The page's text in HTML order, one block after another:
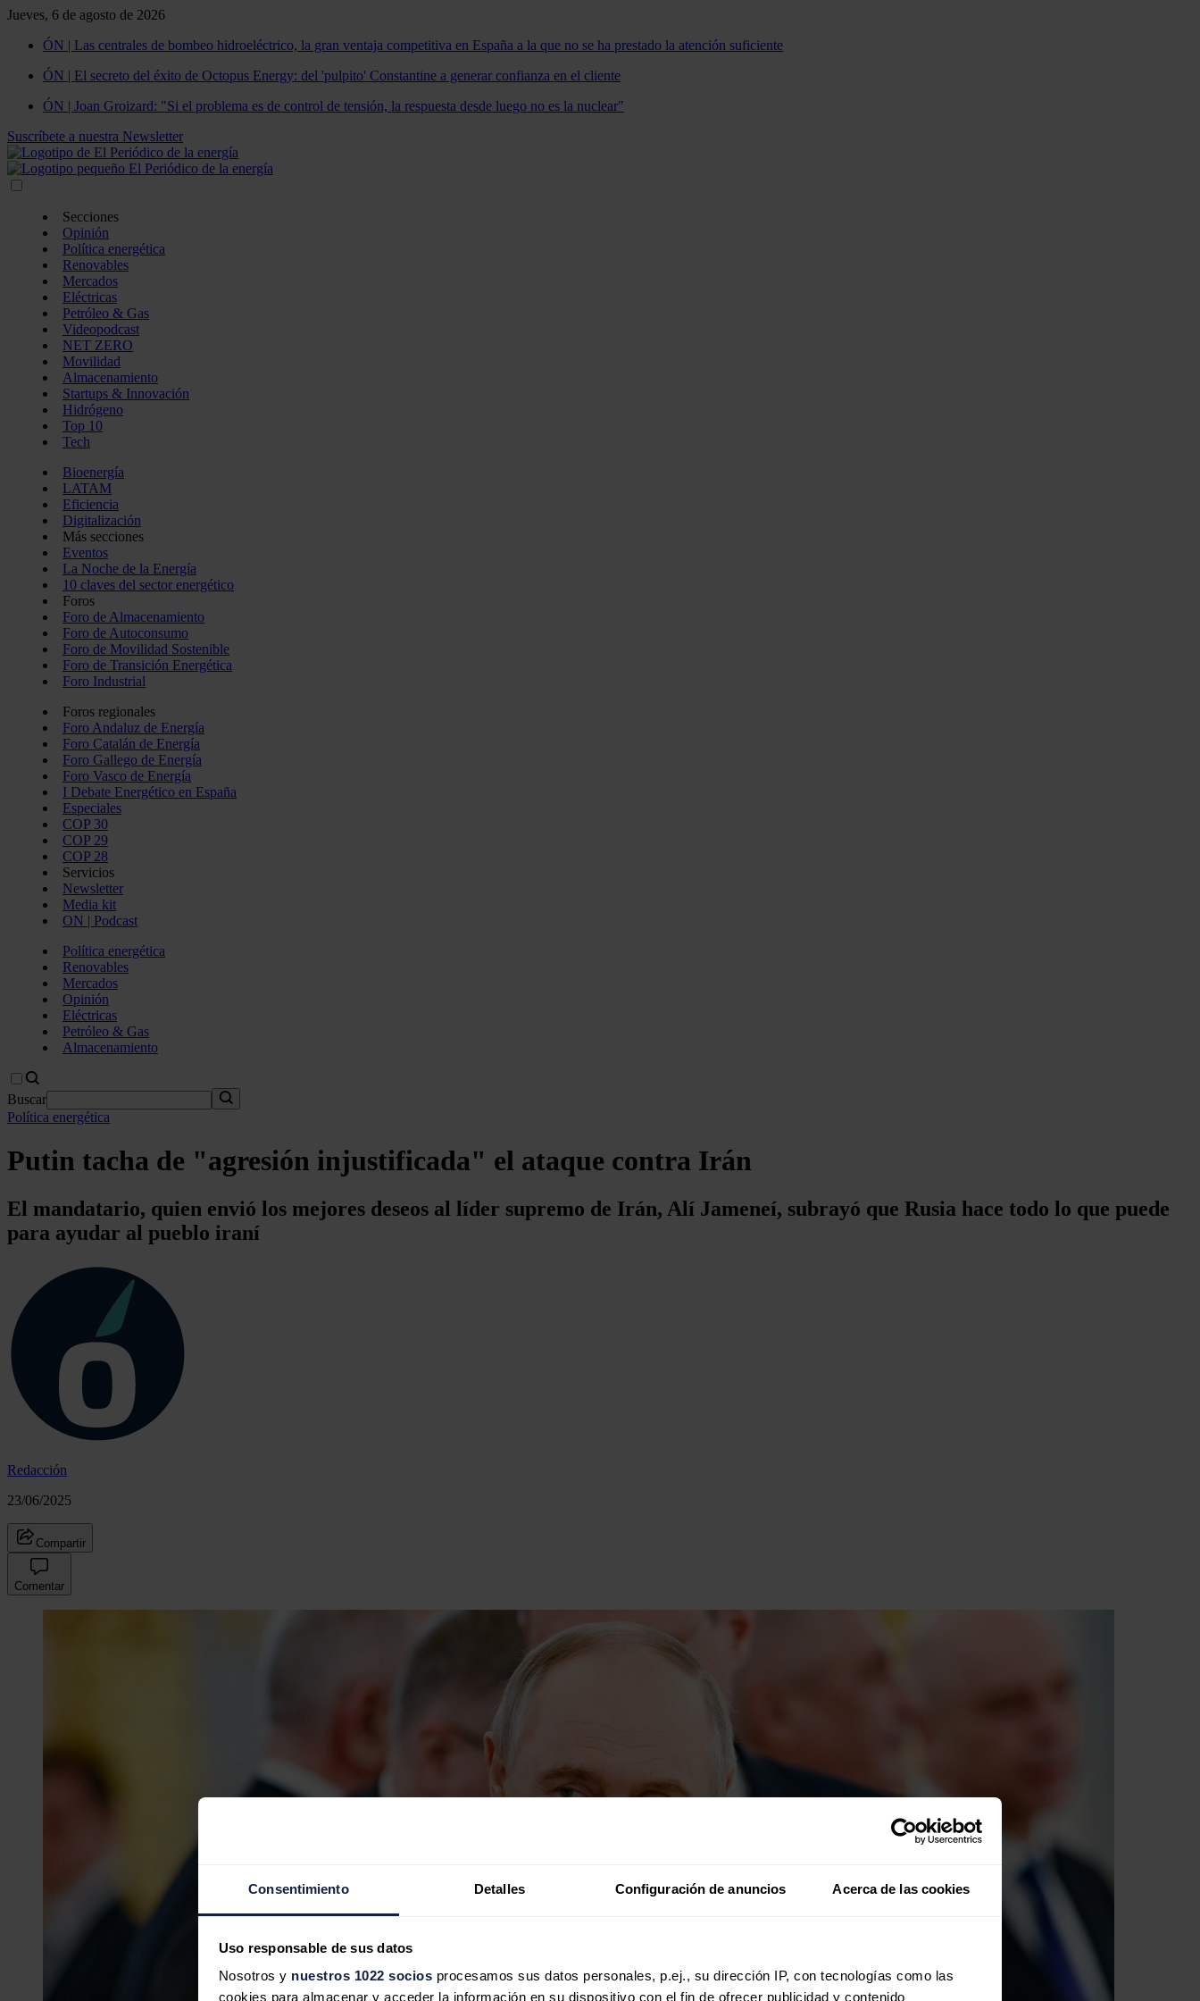
Consentimiento Detalles Configuración de anuncios Acerca de las cookies
Uso responsable de sus datos
Nosotros y nuestros 1022 socios procesamos sus datos personales, p.ej., su dirección IP, con tecnologías como las
cookies para almacenar y acceder la información en su dispositivo con el fin de ofrecer publicidad y contenido
Jueves, 6 de agosto de 2026
ÓN | Las centrales de bombeo hidroeléctrico, la gran ventaja competitiva en España a la que no se ha prestado la atención suficiente
ÓN | El secreto del éxito de Octopus Energy: del 'pulpito' Constantine a generar confianza en el cliente
ÓN | Joan Groizard: "Si el problema es de control de tensión, la respuesta desde luego no es la nuclear"
Suscríbete a nuestra Newsletter
Secciones
Opinión
Política energética
Renovables
Mercados
Eléctricas
Petróleo & Gas
Videopodcast
NET ZERO
Movilidad
Almacenamiento
Startups & Innovación
Hidrógeno
Top 10
Tech
Bioenergía
LATAM
Eficiencia
Digitalización
Más secciones
Eventos
La Noche de la Energía
10 claves del sector energético
Foros
Foro de Almacenamiento
Foro de Autoconsumo
Foro de Movilidad Sostenible
Foro de Transición Energética
Foro Industrial
Foros regionales
Foro Andaluz de Energía
Foro Catalán de Energía
Foro Gallego de Energía
Foro Vasco de Energía
I Debate Energético en España
Especiales
COP 30
COP 29
COP 28
Servicios
Newsletter
Media kit
ON | Podcast
Política energética
Renovables
Mercados
Opinión
Eléctricas
Petróleo & Gas
Almacenamiento
Buscar
Política energética
Putin tacha de "agresión injustificada" el ataque contra Irán
El mandatario, quien envió los mejores deseos al líder supremo de Irán, Alí Jameneí, subrayó que Rusia hace todo lo que puede
para ayudar al pueblo iraní
Redacción
23/06/2025
Compartir
Comentar